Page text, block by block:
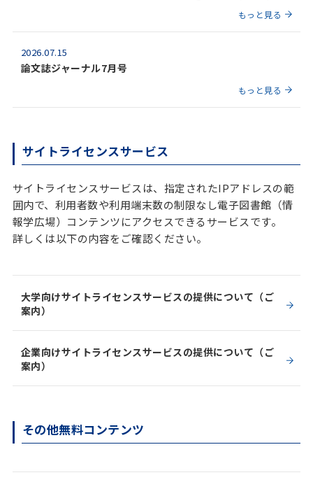
もっと見る
2026.07.15
論文誌ジャーナル7月号
もっと見る
サイトライセンスサービス
サイトライセンスサービスは、指定されたIPアドレスの範
囲内で、利用者数や利用端末数の制限なし電子図書館（情
報学広場）コンテンツにアクセスできるサービスです。
詳しくは以下の内容をご確認ください。
大学向けサイトライセンスサービスの提供について（ご
案内）
企業向けサイトライセンスサービスの提供について（ご
案内）
その他無料コンテンツ